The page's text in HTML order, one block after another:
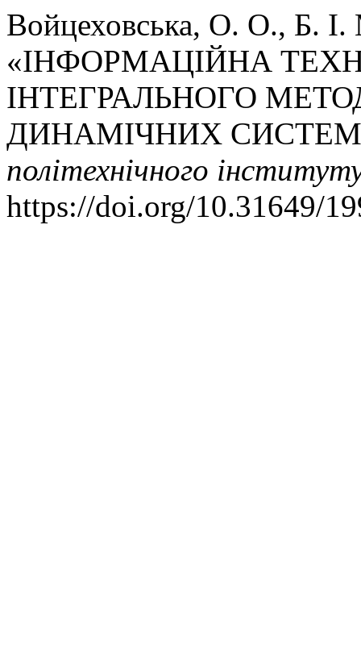
Войцеховська, О. О., Б.
«ІНФОРМАЦІЙНА
ІНТЕГРАЛЬНОГО
ДИНАМІЧНИХ
політехнічного
https://doi.org/10.31649/